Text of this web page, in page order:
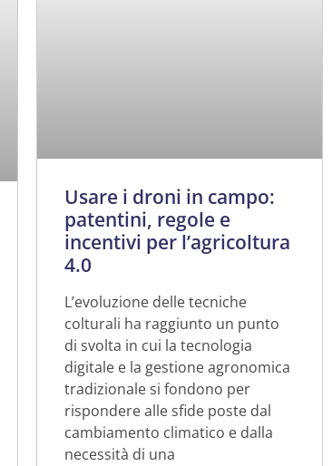
Usare i droni in campo:
patentini, regole e
incentivi per l’agricoltura
4.0
L’evoluzione delle tecniche
colturali ha raggiunto un punto
di svolta in cui la tecnologia
digitale e la gestione agronomica
tradizionale si fondono per
rispondere alle sfide poste dal
cambiamento climatico e dalla
necessità di una